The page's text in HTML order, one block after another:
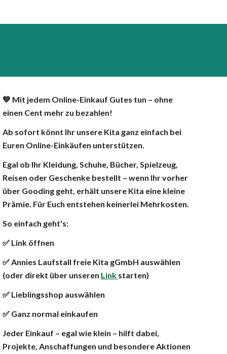
💙 Mit jedem Online-Einkauf Gutes tun – ohne
einen Cent mehr zu bezahlen!
Ab sofort könnt Ihr unsere Kita ganz einfach bei
Euren Online-Einkäufen unterstützen.
Egal ob Ihr Kleidung, Schuhe, Bücher, Spielzeug,
Reisen oder Geschenke bestellt – wenn Ihr vorher
über Gooding geht, erhält unsere Kita eine kleine
Prämie. Für Euch entstehen keinerlei Mehrkosten.
So einfach geht's:
✅ Link öffnen
✅ Annies Laufstall freie Kita gGmbH auswählen
(oder direkt über unseren Link starten)
✅ Lieblingsshop auswählen
✅ Ganz normal einkaufen
Jeder Einkauf – egal wie klein – hilft dabei,
Projekte, Anschaffungen und besondere Aktionen